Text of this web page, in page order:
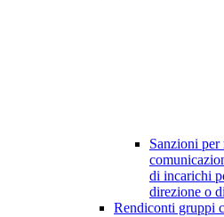
Sanzioni per
di incarichi
direzione o
Rendiconti gruppi